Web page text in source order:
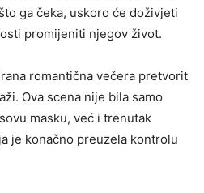
ga čeka, uskoro će doživjeti
promijeniti njegov život.
romantična večera pretvorit
Ova scena nije bila samo
masku, već i trenutak
je konačno preuzela kontrolu